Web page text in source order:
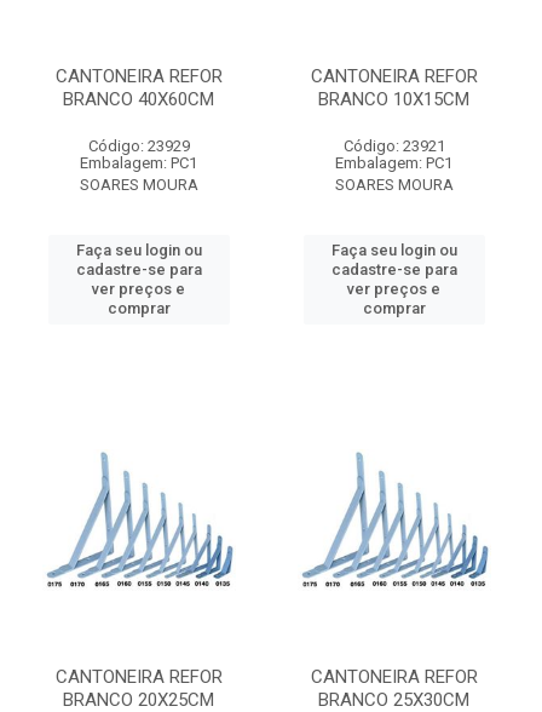
CANTONEIRA REFOR
BRANCO 40X60CM
Código: 23929
Embalagem: PC1
SOARES MOURA
Faça seu login ou
cadastre-se para
ver preços e
comprar
CANTONEIRA REFOR
BRANCO 10X15CM
Código: 23921
Embalagem: PC1
SOARES MOURA
Faça seu login ou
cadastre-se para
ver preços e
comprar
CANTONEIRA REFOR
BRANCO 20X25CM
CANTONEIRA REFOR
BRANCO 25X30CM